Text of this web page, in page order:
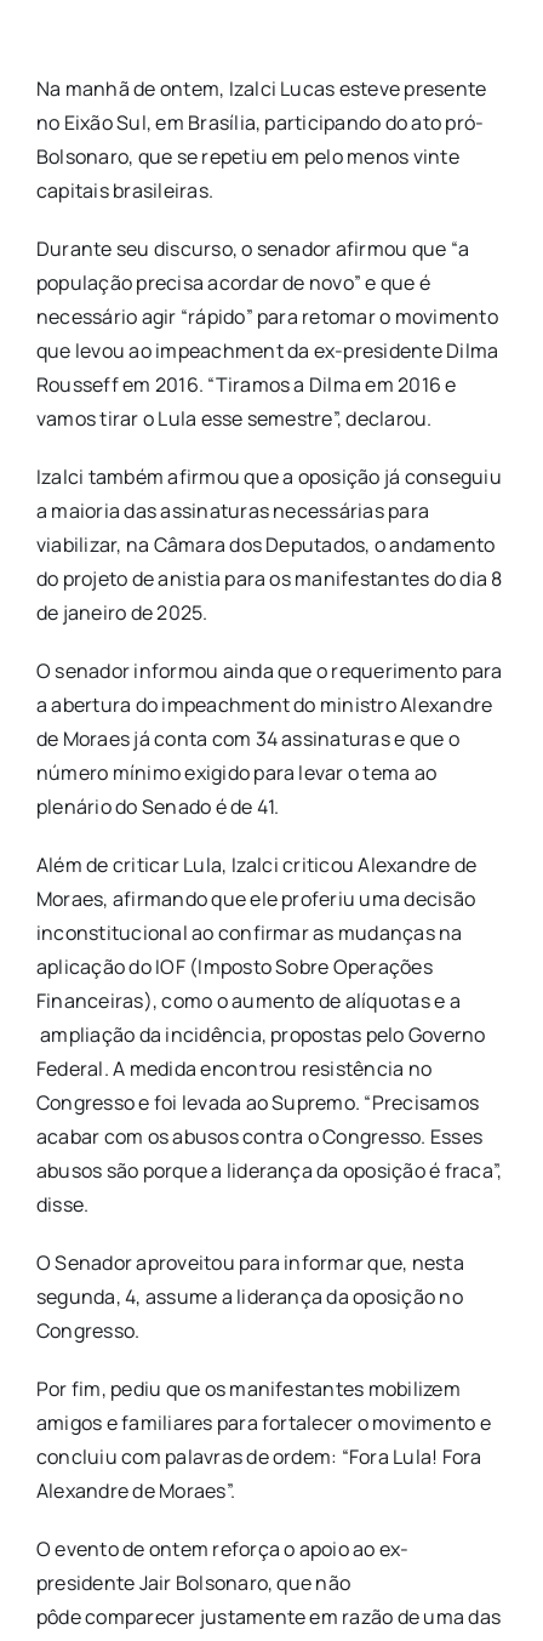
Na manhã de ontem, Izalci Lucas esteve presente
no Eixão Sul, em Brasília, participando do ato pró-
Bolsonaro, que se repetiu em pelo menos vinte
capitaisbrasileiras.
Durante seu discurso, o senador afirmou que “a
população precisa acordar de novo” e que é
necessário agir “rápido” para retomar o movimento
que levou aoimpeachment da ex-presidente Dilma
Rousseff em 2016. “Tiramos a Dilma em 2016e
vamos tirar o Lula esse semestre”, declarou.
Izalci também afirmou que a oposição já conseguiu
a maioria das assinaturasnecessárias para
viabilizar, na Câmara dos Deputados, o andamento
do projeto deanistia para os manifestantes do dia 8
de janeiro de 2025.
O senador informou ainda que o requerimento para
a abertura do impeachment do ministro Alexandre
de Moraes já conta com 34 assinaturas e que o
número mínimoexigido para levar o tema ao
plenário do Senado é de 41.
Além de criticar Lula, Izalci criticou Alexandre de
Moraes, afirmando que ele proferiu uma decisão
inconstitucional ao confirmar as mudanças na
aplicação do IOF (Imposto Sobre Operações
Financeiras), como o aumento de alíquotas e a
ampliação da incidência, propostas pelo Governo
Federal. A medida encontrou resistência no
Congresso e foi levada ao Supremo. “Precisamos
acabar com osabusos contra o Congresso. Esses
abusos são porque a liderança da oposição éfraca”,
disse.
O Senador aproveitou para informar que, nesta
segunda, 4, assume a liderança daoposição no
Congresso.
Por fim, pediu que os manifestantes mobilizem
amigos e familiares para fortalecer omovimento e
concluiu com palavras de ordem: “Fora Lula! Fora
Alexandre deMoraes”.
O evento de ontem reforça o apoio ao ex-
presidente Jair Bolsonaro, que não
pôdecomparecer justamente em razão de uma das